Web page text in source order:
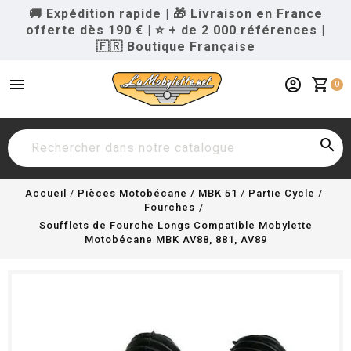
🚚 Expédition rapide | 🎁 Livraison en France
offerte dès 190 € | ⭐ + de 2 000 références |
🇫🇷 Boutique Française
menu shopping_cart 0
account_circle

Accueil Pièces Motobécane / MBK 51
Partie Cycle
Fourches
Soufflets de Fourche Longs Compatible Mobylette
Motobécane MBK AV88, 881, AV89